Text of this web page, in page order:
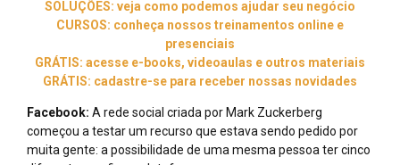
SOLUÇÕES: veja como podemos ajudar seu negócio
CURSOS: conheça nossos treinamentos online e
presenciais
GRÁTIS: acesse e-books, videoaulas e outros materiais
GRÁTIS: cadastre-se para receber nossas novidades
Facebook: A rede social criada por Mark Zuckerberg
começou a testar um recurso que estava sendo pedido por
muita gente: a possibilidade de uma mesma pessoa ter cinco